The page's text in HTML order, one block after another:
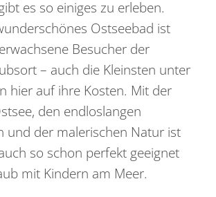
es so einiges zu erleben.
Ostseebad ist
Besucher der
– auch die Kleinsten unter
hier auf ihre Kosten. Mit der
den endloslangen
und der malerischen Natur ist
so schon perfekt geeignet
mit Kindern am Meer.